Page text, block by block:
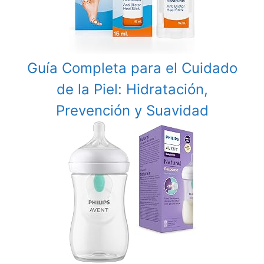
Guía Completa para el Cuidado
de la Piel: Hidratación,
Prevención y Suavidad